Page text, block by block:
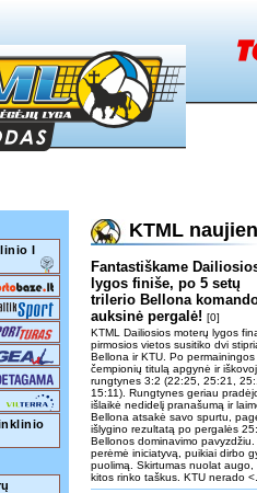
I
KTML
Fantastiškame
lygos finiše, po 5 setų
trilerio Bellona
auksinė pergalė! [0]
KTML Dailiosios moterų lygos
pirmosios vietos susitiko dvi
Bellona ir KTU. Po
čempionių titulą apgynė ir
rungtynes 3:2 (22:25, 25:21,
15:11). Rungtynes geriau
išlaikė nedidelį pranašumą ir
Bellona atsakė savo spurtu,
išlygino rezultatą po pergalės
Bellonos dominavimo
perėmė iniciatyvą, puikiai dirbo
puolimą. Skirtumas nuolat
kitos rinko taškus. KTU nerado